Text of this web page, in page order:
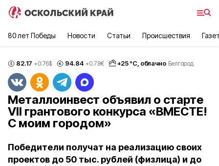
80 лет Победы Новости Статьи Происшествия
82.17 +0.76$ 94.84 +0.78€ +25°С, облачно Белгород
Металлоинвест объявил о старте
VII грантового конкурса «ВМЕСТЕ!
С моим городом»
Победители получат на реализацию своих
проектов до 50 тыс. рублей (физлица) и до